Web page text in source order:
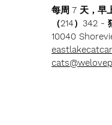
每周 7 天，早
（214）342 -
10040